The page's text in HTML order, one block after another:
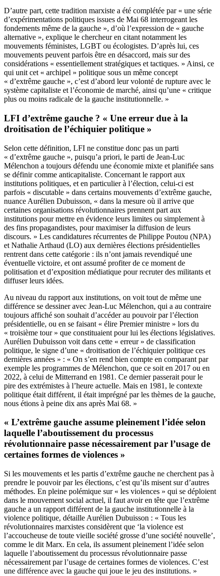
D’autre part, cette tradition marxiste a été complétée par « une série
d’expérimentations politiques issues de Mai 68 interrogeant les
fondements même de la gauche », d’où l’expression de « gauche
alternative », explique le chercheur en citant notamment les
mouvements féministes, LGBT ou écologistes. D’après lui, ces
mouvements peuvent parfois être en désaccord, mais sur des
considérations « essentiellement stratégiques et tactiques. » Ainsi, ce
qui unit cet « archipel » politique sous un même concept
« d’extrême gauche », c’est d’abord leur volonté de rupture avec le
système capitaliste et l’économie de marché, ainsi qu’une « critique
plus ou moins radicale de la gauche institutionnelle. »
LFI d’extrême gauche ? « Une erreur due à la
droitisation de l’échiquier politique »
Selon cette définition, LFI ne constitue donc pas un parti
« d’extrême gauche », puisqu’a priori, le parti de Jean-Luc
Mélenchon a toujours défendu une économie mixte et planifiée sans
se définir comme anticapitaliste. Concernant le rapport aux
institutions politiques, et en particulier à l’élection, celui-ci est
parfois « discutable » dans certains mouvements d’extrême gauche,
nuance Aurélien Dubuisson, « dans la mesure où il arrive que
certaines organisations révolutionnaires prennent part aux
institutions pour mettre en évidence leurs limites ou simplement à
des fins propagandistes, pour maximiser la diffusion de leurs
discours. » Les candidatures récurrentes de Philippe Poutou (NPA)
et Nathalie Arthaud (LO) aux dernières élections présidentielles
rentrent dans cette catégorie : ils n’ont jamais revendiqué une
éventuelle victoire, et ont assumé profiter de ce moment de
politisation et d’exposition médiatique pour recruter des militants et
diffuser leurs idées.
Au niveau du rapport aux institutions, on voit tout de même une
différence se dessiner avec Jean-Luc Mélenchon, qui a au contraire
toujours affiché son souhait d’accéder au pouvoir par l’élection
présidentielle, ou en se faisant « élire Premier ministre » lors du
« troisième tour » que constituaient pour lui les élections législatives.
Aurélien Dubuisson voit dans cette « erreur » de classification
politique, le signe d’une « droitisation de l’échiquier politique ces
dernières années » : « On s’en rend bien compte en comparant par
exemple les programmes de Mélenchon, que ce soit en 2017 ou en
2022, à celui de Mitterrand en 1981. Ce dernier passerait pour le
pire des extrémistes à l’heure actuelle. Mais en 1981, le contexte
politique était différent, il était imprégné par les thèmes de la gauche,
nous étions à peine dix ans après Mai 68. »
« L’extrême gauche assume pleinement l’idée selon
laquelle l’aboutissement du processus
révolutionnaire passe nécessairement par l’usage de
certaines formes de violences »
Si les mouvements et les partis d’extrême gauche ne cherchent pas à
prendre le pouvoir par les élections, c’est qu’ils misent sur d’autres
méthodes. En pleine polémique sur « les violences » qui se déploient
dans le mouvement social actuel, il faut avoir en tête que l’extrême
gauche a un rapport différent de la gauche institutionnelle à la
violence politique, détaille Aurélien Dubuisson : « Tous les
révolutionnaires marxistes considèrent que ‘la violence est
l’accoucheuse de toute vieille société grosse d’une société nouvelle’,
comme le dit Marx. En cela, ils assument pleinement l’idée selon
laquelle l’aboutissement du processus révolutionnaire passe
nécessairement par l’usage de certaines formes de violences. C’est
une différence avec la gauche qui joue le jeu des institutions. »